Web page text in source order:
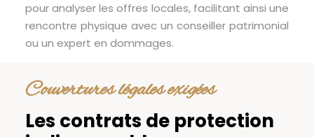
pour analyser les offres locales, facilitant ainsi une
rencontre physique avec un conseiller patrimonial
ou un expert en dommages.
Couvertures légales exigées
Les contrats de protection